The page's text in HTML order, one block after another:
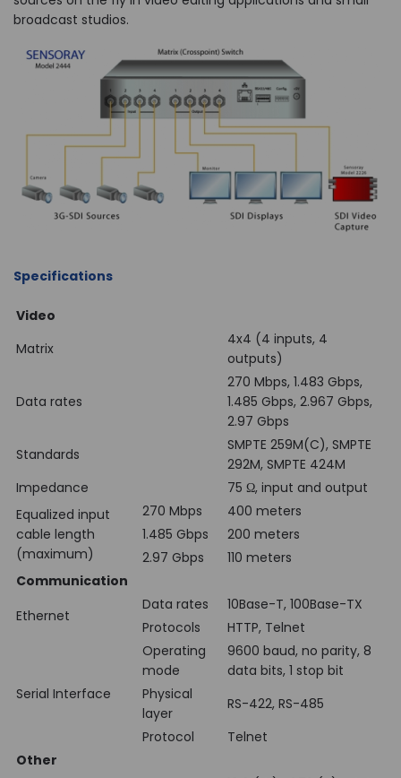
broadcast studios.
Specifications
Video
Matrix
4x4 (4 inputs, 4
outputs)
Data rates
270 Mbps, 1.483 Gbps,
1.485 Gbps, 2.967 Gbps,
2.97 Gbps
Standards
SMPTE 259M(C), SMPTE
292M, SMPTE 424M
Impedance
75 Ω, input and output
Equalized input
cable length
(maximum)
270 Mbps
400 meters
1.485 Gbps
200 meters
2.97 Gbps
110 meters
Communication
Ethernet
Data rates
10Base-T, 100Base-TX
Protocols
HTTP, Telnet
Serial Interface
Operating
mode
9600 baud, no parity, 8
data bits, 1 stop bit
Physical
layer
RS-422, RS-485
Protocol
Telnet
Other